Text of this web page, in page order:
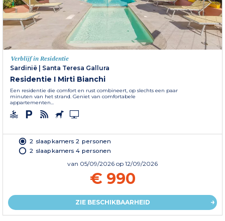
Verblijf in Residentie
Sardinië
Santa Teresa Gallura
Residentie I Mirti Bianchi
Een residentie die comfort en rust combineert, op slechts een paar
minuten van het strand. Geniet van comfortabele
appartementen...
2 slaapkamers 2 personen
2 slaapkamers 4 personen
van 05/09/2026 op 12/09/2026
€ 990
ZIE BESCHIKBAARHEID